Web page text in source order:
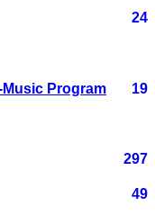
24
Program 19
297
49